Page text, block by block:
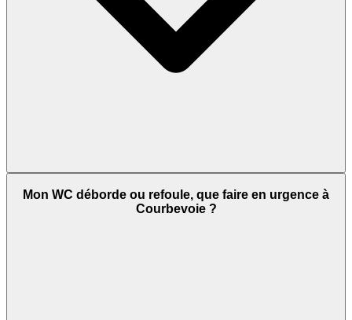
Mon WC déborde ou refoule, que faire en urgence à
Courbevoie ?